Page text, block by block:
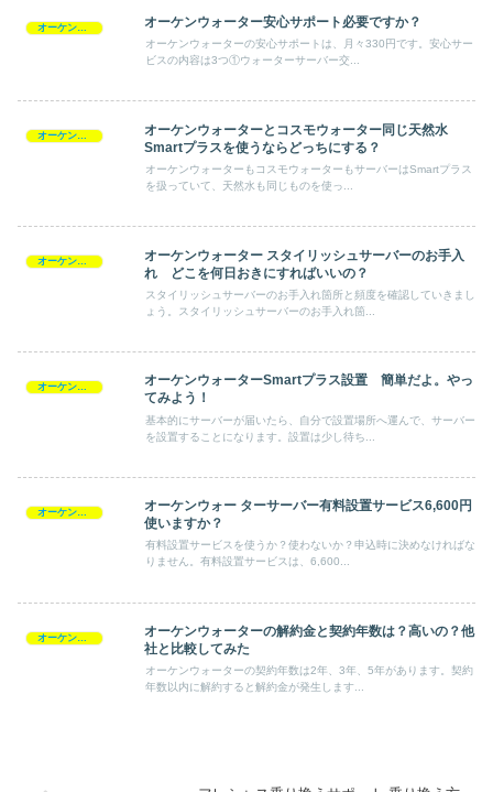
オーケンウォーター安心サポート必要ですか？
オーケンウォーターの安心サポートは、月々330円です。安心サー
ビスの内容は3つ①ウォーターサーバー交...
オーケンウォーターとコスモウォーター同じ天然水
Smartプラスを使うならどっちにする？
オーケンウォーターもコスモウォーターもサーバーはSmartプラス
を扱っていて、天然水も同じものを使っ...
オーケンウォーター スタイリッシュサーバーのお手入
れ どこを何日おきにすればいいの？
スタイリッシュサーバーのお手入れ箇所と頻度を確認していきまし
ょう。スタイリッシュサーバーのお手入れ箇...
オーケンウォーターSmartプラス設置 簡単だよ。やっ
てみよう！
基本的にサーバーが届いたら、自分で設置場所へ運んで、サーバー
を設置することになります。設置は少し待ち...
オーケンウォー ターサーバー有料設置サービス6,600円
使いますか？
有料設置サービスを使うか？使わないか？申込時に決めなければな
りません。有料設置サービスは、6,600...
オーケンウォーターの解約金と契約年数は？高いの？他
社と比較してみた
オーケンウォーターの契約年数は2年、3年、5年があります。契約
年数以内に解約すると解約金が発生します...